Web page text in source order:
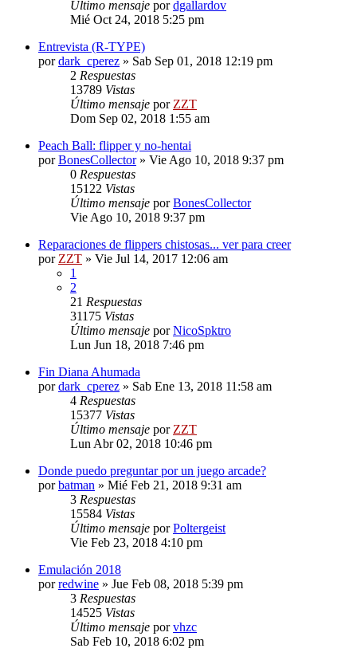
Último mensaje pordgallardov
Mié Oct 24, 2018 5:25 pm
Entrevista (R-TYPE)
pordark_cperez » Sab Sep 01, 2018 12:19 pm
2 Respuestas
13789 Vistas
Último mensaje por ZZT
Dom Sep 02, 2018 1:55 am
Peach Ball: flipper y no-hentai
porBonesCollector» Vie Ago 10, 2018 9:37 pm
0 Respuestas
15122 Vistas
Último mensaje porBonesCollector
Vie Ago 10, 2018 9:37 pm
Reparaciones de flippers chistosas... ver para creer
por ZZT » Vie Jul 14, 2017 12:06 am
1
2
21 Respuestas
31175 Vistas
Último mensaje porNicoSpktro
Lun Jun 18, 2018 7:46 pm
Fin Diana Ahumada
pordark_cperez » Sab Ene 13, 2018 11:58 am
4 Respuestas
15377 Vistas
Último mensaje por ZZT
Lun Abr 02, 2018 10:46 pm
Donde puedo preguntar por un juego arcade?
porbatman » Mié Feb 21, 2018 9:31 am
3 Respuestas
15584 Vistas
Último mensaje porPoltergeist
Vie Feb 23, 2018 4:10 pm
Emulación 2018
porredwine » Jue Feb 08, 2018 5:39 pm
3 Respuestas
14525 Vistas
Último mensaje porvhzc
Sab Feb 10, 2018 6:02 pm